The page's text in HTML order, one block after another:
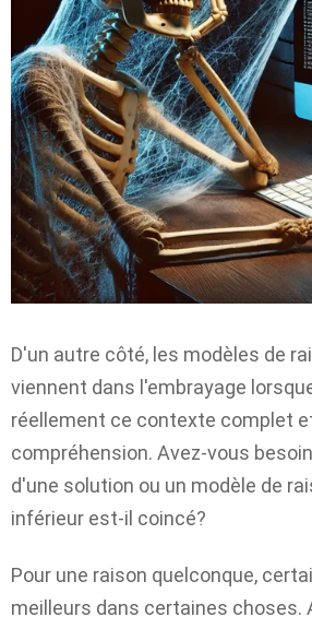
D'un autre côté, les modèles de
viennent dans l'embrayage
réellement ce contexte complet
compréhension. Avez-vous
d'une solution ou un modèle de
inférieur est-il coincé?
Pour une raison quelconque,
meilleurs dans certaines choses.